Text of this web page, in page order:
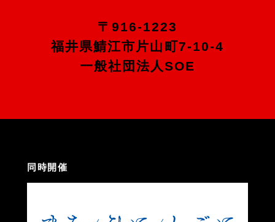
〒916-1223
福井県鯖江市片山町7-10-4
一般社団法人SOE
同時開催